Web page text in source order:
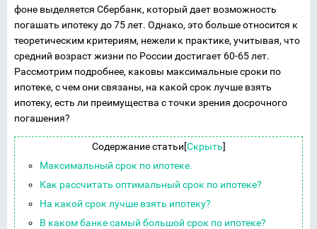
фоне выделяется Сбербанк, который дает возможность
погашать ипотеку до 75 лет. Однако, это больше относится к
теоретическим критериям, нежели к практике, учитывая, что
средний возраст жизни по России достигает 60-65 лет.
Рассмотрим подробнее, каковы максимальные сроки по
ипотеке, с чем они связаны, на какой срок лучше взять
ипотеку, есть ли преимущества с точки зрения досрочного
погашения?
Содержание статьи[Скрыть]
Максимальный срок по ипотеке.
Как рассчитать оптимальный срок по ипотеке?
На какой срок лучше взять ипотеку?
В каком банке самый большой срок по ипотеке?